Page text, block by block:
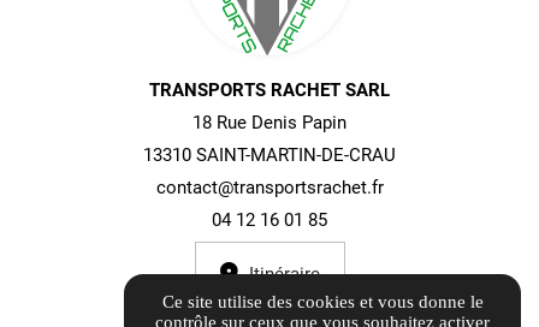
TRANSPORTS RACHET SARL
18 Rue Denis Papin
13310 SAINT-MARTIN-DE-CRAU
contact@transportsrachet.fr
04 12 16 01 85
Itinéraire
Ce site utilise des cookies et vous donne le
contrôle sur ceux que vous souhaitez activer